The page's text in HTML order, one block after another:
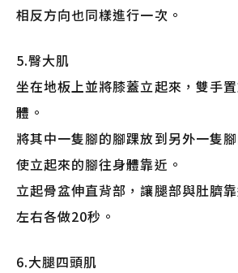
相反方向也同樣進行一次。
5.臀大肌
坐在地板上並將膝蓋立起來，雙手
體。
將其中一隻腳的腳踝放到另外一隻腳
使立起來的腳往身體靠近。
立起骨盆伸直背部，讓腿部與肚臍
左右各做20秒。
6.大腿四頭肌